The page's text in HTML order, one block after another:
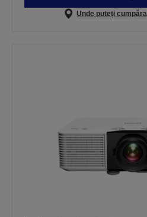
Unde puteți cumpăra